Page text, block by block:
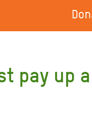
HAZ VOLUNTARIADO
pay up